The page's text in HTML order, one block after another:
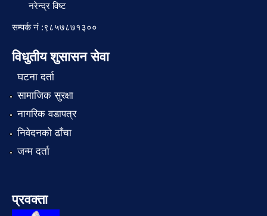
नरेन्द्र विष्ट
सम्पर्क नं :९८५७८७१३००
विधुतीय शुसासन सेवा
घटना दर्ता
सामाजिक सुरक्षा
नागरिक वडापत्र
निवेदनको ढाँचा
जन्म दर्ता
प्रवक्ता